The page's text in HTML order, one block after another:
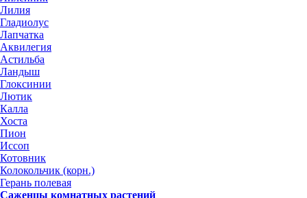
Лилия
Гладиолус
Лапчатка
Аквилегия
Астильба
Ландыш
Глоксинии
Лютик
Калла
Хоста
Пион
Иссоп
Котовник
Колокольчик (корн.)
Герань полевая
Саженцы комнатных растений